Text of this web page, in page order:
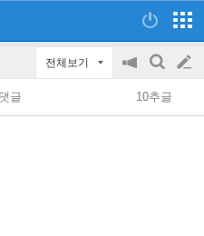
전체보기
공
지
on/off
검
색
글
쓰
글 10추글